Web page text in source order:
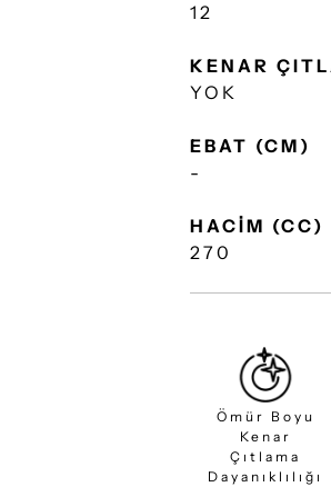
12
KENAR
YOK
EBAT (CM)
-
HACİM (CC)
270
Ömür Boyu
Kenar
Çıtlama
Dayanıklılığı